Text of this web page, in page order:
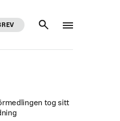
tog sitt